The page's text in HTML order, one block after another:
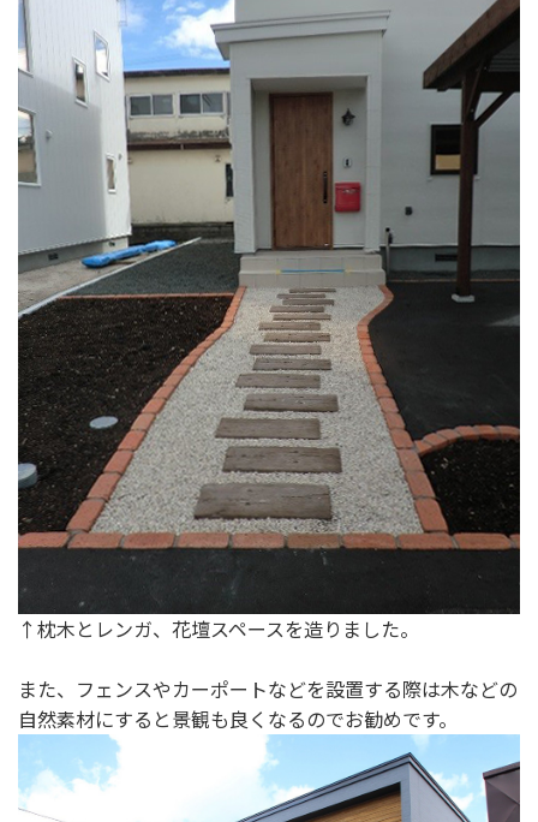
↑枕木とレンガ、花壇スペースを造りました。
また、フェンスやカーポートなどを設置する際は木などの
自然素材にすると景観も良くなるのでお勧めです。